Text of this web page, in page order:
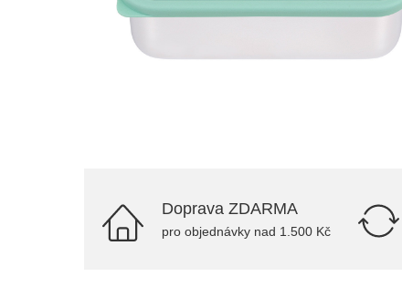
Doprava ZDARMA
pro objednávky nad 1.500 Kč